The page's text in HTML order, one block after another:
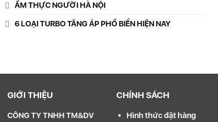
ẨM THỰC NGƯỜI HÀ NỘI
6 LOẠI TURBO TĂNG ÁP PHỔ BIẾN HIỆN NAY
GIỚI THIỆU
CÔNG TY TNHH TM&DV
CHÍNH SÁCH
Hình thức đặt hàng